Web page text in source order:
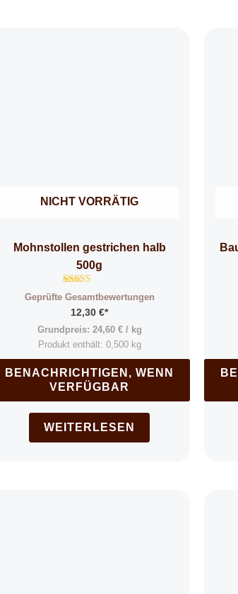
NICHT VORRÄTIG
Mohnstollen gestrichen halb
500g
Bewertet
mit
4.85
von 5
Geprüfte Gesamtbewertungen
12,30 €*
Grundpreis: 24,60 €/ kg
Produkt enthält: 0,500 kg
BENACHRICHTIGEN, WENN
VERFÜGBAR
WEITERLESEN